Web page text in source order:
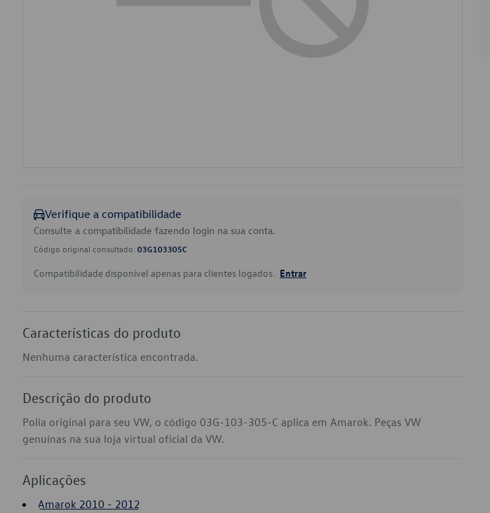
Verifique a compatibilidade
Consulte a compatibilidade fazendo login na sua conta.
Código original consultado: 03G103305C
Compatibilidade disponível apenas para clientes logados. Entrar
Características do produto
Nenhuma característica encontrada.
Descrição do produto
Polia original para seu VW, o código 03G-103-305-C aplica em Amarok. Peças VW
genuínas na sua loja virtual oficial da VW.
Aplicações
Amarok 2010 - 2012